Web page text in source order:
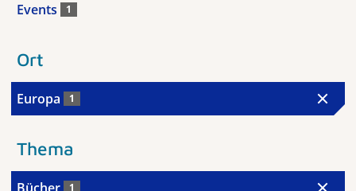
Events 1
Ort
Europa 1
Thema
1